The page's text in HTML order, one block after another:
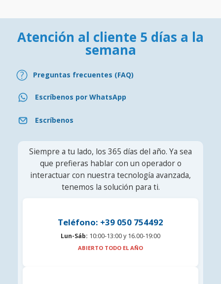
Atención al cliente 5 días a la
semana
Preguntas frecuentes (FAQ)
Escríbenos por WhatsApp
Escríbenos
Siempre a tu lado, los 365 días del año. Ya sea
que prefieras hablar con un operador o
interactuar con nuestra tecnología avanzada,
tenemos la solución para ti.
Teléfono: +39 050 754492
Lun-Sáb: 10:00-13:00 y 16.00-19:00
ABIERTO TODO EL AÑO